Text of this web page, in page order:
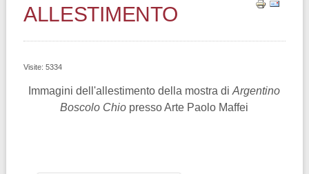
ALLESTIMENTO
Visite: 5334
Immagini dell'allestimento della mostra diArgentino
Boscolo Chio presso Arte Paolo Maffei